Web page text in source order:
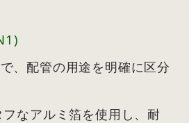
、配管の用途を明確に区分
なアルミ箔を使用し、耐